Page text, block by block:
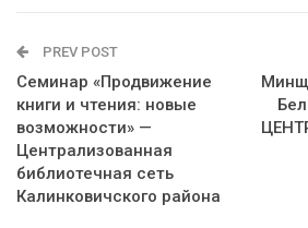
PREV POST
Семинар «Продвижение
книги и чтения: новые
возможности» —
Централизованная
библиотечная сеть
Калинковичского района